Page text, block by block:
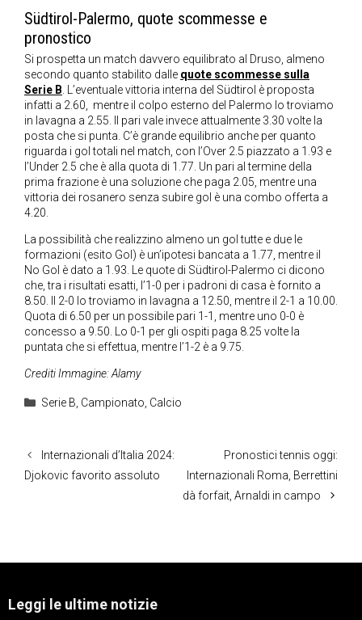
Südtirol-Palermo, quote scommesse e
pronostico
Si prospetta un match davvero equilibrato al Druso, almeno
secondo quanto stabilito dalle quote scommesse sulla
Serie B. L’eventuale vittoria interna del Südtirol è proposta
infatti a 2.60, mentre il colpo esterno del Palermo lo troviamo
in lavagna a 2.55. Il pari vale invece attualmente 3.30 volte la
posta che si punta. C’è grande equilibrio anche per quanto
riguarda i gol totali nel match, con l’Over 2.5 piazzato a 1.93 e
l’Under 2.5 che è alla quota di 1.77. Un pari al termine della
prima frazione è una soluzione che paga 2.05, mentre una
vittoria dei rosanero senza subire gol è una combo offerta a
4.20.
La possibilità che realizzino almeno un gol tutte e due le
formazioni (esito Gol) è un’ipotesi bancata a 1.77, mentre il
No Gol è dato a 1.93. Le quote di Südtirol-Palermo ci dicono
che, tra i risultati esatti, l’1-0 per i padroni di casa è fornito a
8.50. Il 2-0 lo troviamo in lavagna a 12.50, mentre il 2-1 a 10.00.
Quota di 6.50 per un possibile pari 1-1, mentre uno 0-0 è
concesso a 9.50. Lo 0-1 per gli ospiti paga 8.25 volte la
puntata che si effettua, mentre l’1-2 è a 9.75.
Crediti Immagine: Alamy
Categorie
Serie B, Campionato, Calcio
Internazionali d’Italia 2024:
Djokovic favorito assoluto
Pronostici tennis oggi:
Internazionali Roma, Berrettini
dà forfait, Arnaldi in campo
Leggi le ultime notizie